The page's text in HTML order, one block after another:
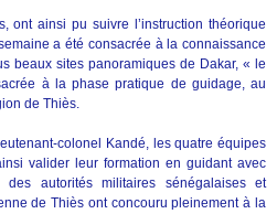
ont ainsi pu suivre l’instruction théorique
a été consacrée à la connaissance
beaux sites panoramiques de Dakar, « le
à la phase pratique de guidage, au
de Thiès.
colonel Kandé, les quatre équipes
valider leur formation en guidant avec
des autorités militaires sénégalaises et
de Thiès ont concouru pleinement à la